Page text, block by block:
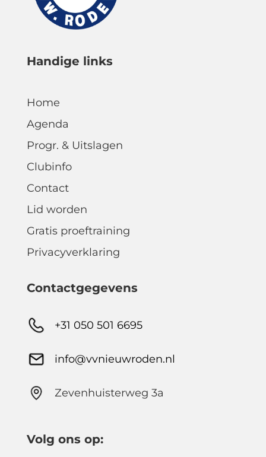
Handige links
Home
Agenda
Progr. & Uitslagen
Clubinfo
Contact
Lid worden
Gratis proeftraining
Privacyverklaring
Contactgegevens
+31 050 501 6695
info@vvnieuwroden.nl
Zevenhuisterweg 3a
Volg ons op: